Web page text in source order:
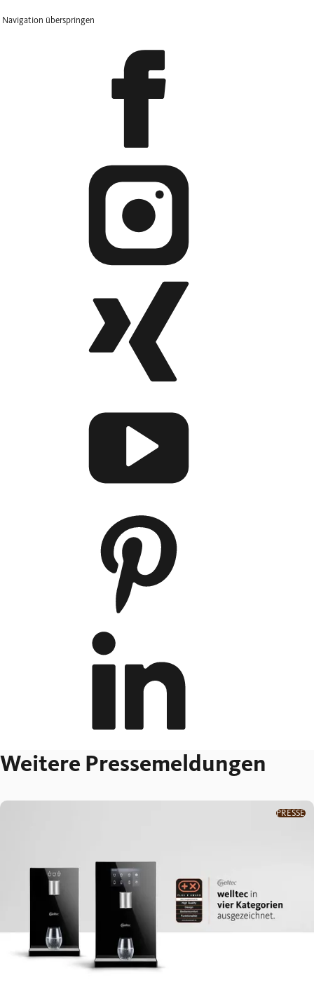
Navigation überspringen
Weitere Pressemeldungen
PRESSE